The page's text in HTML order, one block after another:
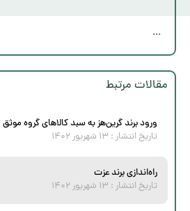
مقالات مرتبط
ورود برند گرین‌هز به سبد کالاهای گروه موثق
تاریخ انتشار : ۱۳ شهریور ۱۴۰۲
راه‌اندازی برند عزت
تاریخ انتشار : ۱۳ شهریور ۱۴۰۲
...